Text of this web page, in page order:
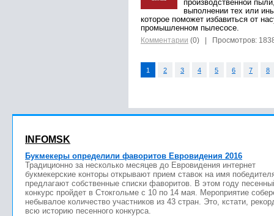
производственной
выполнении тех или
которое поможет избавиться от
промышленном пылесосе.
Комментарии (0) | Просмотров:
1 2 3 4 5 6 7 8
INFOMSK
Букмекеры определили фаворитов Евровидения 2016
Традиционно за несколько месяцев до Евровидения интернет
букмекерские конторы открывают прием ставок на имя
предлагают собственные списки фаворитов. В этом году
конкурс пройдет в Стокгольме с 10 по 14 мая. Мероприятие
небывалое количество участников из 43 стран. Это, кстати,
всю историю песенного конкурса.